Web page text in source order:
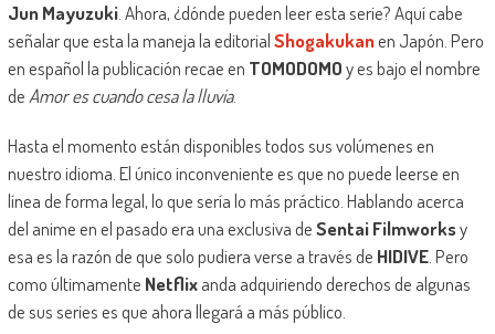
Jun Mayuzuki. Ahora, ¿dónde pueden leer esta serie? Aquí cabe
señalar que esta la maneja la editorialShogakukanen Japón. Pero
en español la publicación recae en TOMODOMOy es bajo el nombre
de Amor es cuando cesa la lluvia.
Hasta el momento están disponibles todos sus volúmenes en
nuestro idioma. El único inconveniente es que no puede leerse en
línea de forma legal, lo que sería lo más práctico. Hablando acerca
del anime en el pasado era una exclusiva deSentai Filmworksy
esa es la razón de que solo pudiera verse a través de HIDIVE. Pero
como últimamente Netflixanda adquiriendo derechos de algunas
de sus series es que ahora llegará a más público.